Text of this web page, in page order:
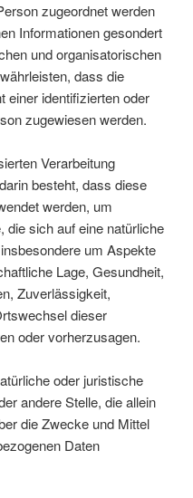
zugeordnet werden
Informationen gesondert
und organisatorischen
dass die
einer identifizierten oder
zugewiesen werden.
Verarbeitung
besteht, dass diese
werden, um
sich auf eine natürliche
um Aspekte
Lage, Gesundheit,
Zuverlässigkeit,
dieser
oder vorherzusagen.
oder juristische
andere Stelle, die allein
die Zwecke und Mittel
Daten